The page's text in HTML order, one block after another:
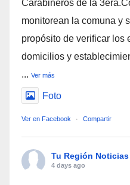
Carabineros de la
monitorean la comuna y
propósito de verificar los
domicilios y
... Ver más
Foto
Ver en Facebook · Compartir
Tu Región Noticias
4 days ago